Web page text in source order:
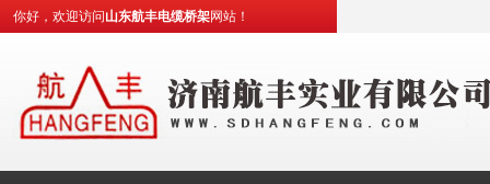
你好，欢迎访问山东航丰电缆桥架网站！